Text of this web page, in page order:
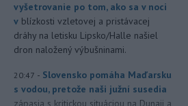
vyšetrovanie po tom, ako sa v noci
v blízkosti vzletovej a pristávacej
dráhy na letisku Lipsko/Halle našiel
dron naložený výbušninami.
20:47 - Slovensko pomáha Maďarsku
s vodou, pretože naši južní susedia
zápasia s kritickou situáciou na Dunaji a